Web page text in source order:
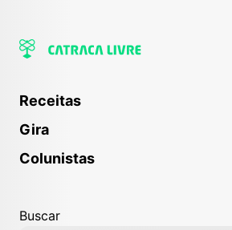
Receitas
Gira
Colunistas
Buscar